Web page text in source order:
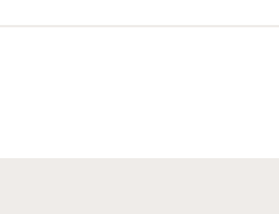
Abend mit einem großen Glas